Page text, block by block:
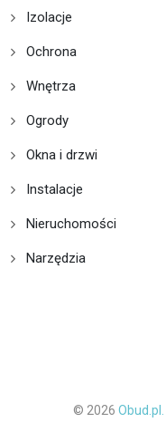
Izolacje
Ochrona
Wnętrza
Ogrody
Okna i drzwi
Instalacje
Nieruchomości
Narzędzia
© 2026 Obud.pl.